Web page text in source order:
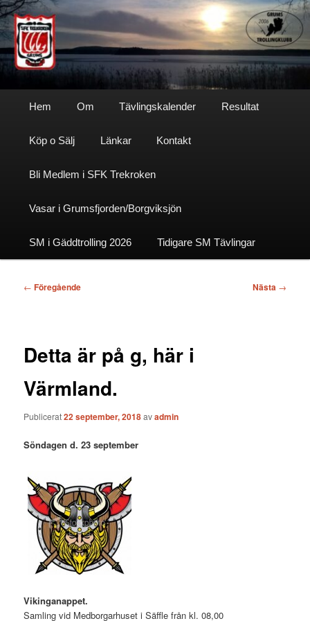
Hoppa
till
primärt
innehållSfktrekroken
Hem Om Tävlingskalender Resultat
Köp o Sälj Länkar Kontakt
Bli Medlem i SFK Trekroken
Vasar i Grumsfjorden/Borgviksjön
SM i Gäddtrolling 2026 Tidigare SM Tävlingar
Inläggsnavigering
← Föregående Nästa →
Detta är på g, här i
Värmland.
Publicerat22 september, 2018avadmin
Söndagen d. 23 september
Vikinganappet.
Samling vid Medborgarhuset i Säffle från kl. 08,00